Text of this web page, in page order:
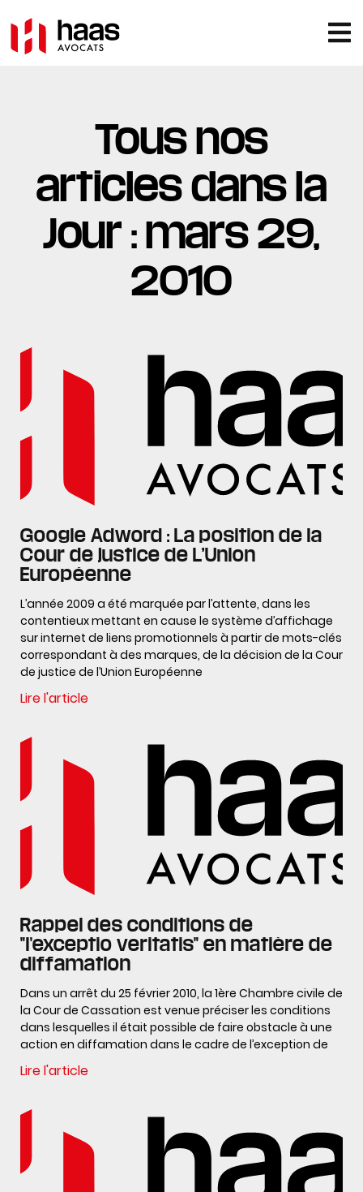
Tous nos
articles dans la
Jour : mars 29,
2010
Google Adword : La position de la
Cour de justice de L’Union
Européenne
L’année 2009 a été marquée par l’attente, dans les
contentieux mettant en cause le système d’affichage
sur internet de liens promotionnels à partir de mots-clés
correspondant à des marques, de la décision de la Cour
de justice de l’Union Européenne
Lire l'article
Rappel des conditions de
"l'exceptio veritatis" en matière de
diffamation
Dans un arrêt du 25 février 2010, la 1ère Chambre civile de
la Cour de Cassation est venue préciser les conditions
dans lesquelles il était possible de faire obstacle à une
action en diffamation dans le cadre de l’exception de
Lire l'article